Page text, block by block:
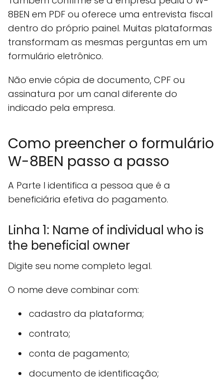
8BEN em PDF ou oferece uma entrevista fiscal
dentro do próprio painel. Muitas plataformas
transformam as mesmas perguntas em um
formulário eletrônico.
Não envie cópia de documento, CPF ou
assinatura por um canal diferente do
indicado pela empresa.
Como preencher o formulário
W-8BEN passo a passo
A Parte I identifica a pessoa que é a
beneficiária efetiva do pagamento.
Linha 1: Name of individual who is
the beneficial owner
Digite seu nome completo legal.
O nome deve combinar com:
cadastro da plataforma;
contrato;
conta de pagamento;
documento de identificação;